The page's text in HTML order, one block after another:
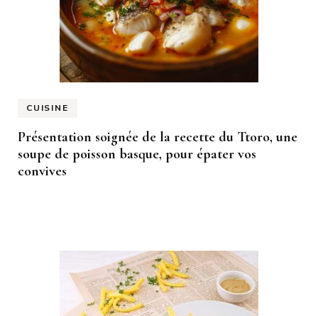
CUISINE
Présentation soignée de la recette du Ttoro, une
soupe de poisson basque, pour épater vos
convives